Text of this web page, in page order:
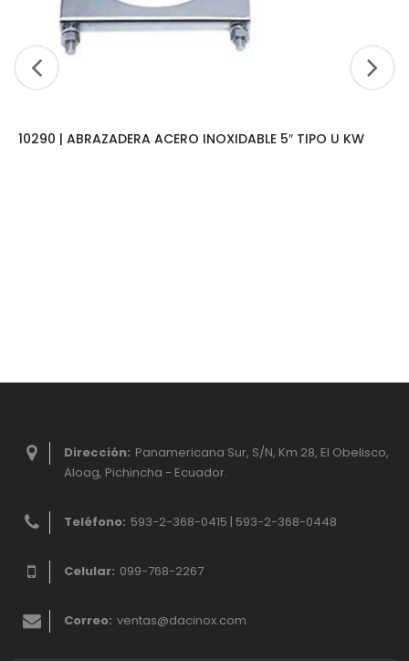
10290 | ABRAZADERA ACERO INOXIDABLE 5″ TIPO U KW
Dirección: Panamericana Sur, S/N, Km 28, El Obelisco,
Aloag, Pichincha - Ecuador.
Teléfono: 593-2-368-0415 | 593-2-368-0448
Celular: 099-768-2267
Correo: ventas@dacinox.com